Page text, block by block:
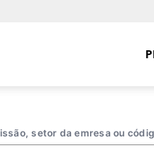
setor da emresa ou